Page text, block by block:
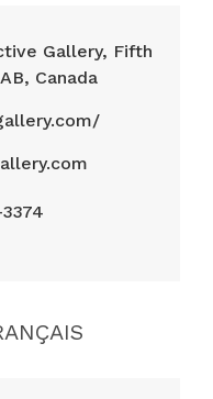
Gallery, Fifth
Canada